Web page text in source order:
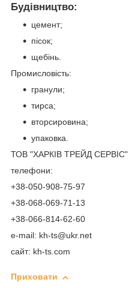
Будівництво:
цемент;
пісок;
щебінь.
Промисловість:
гранули;
тирса;
вторсировина;
упаковка.
ТОВ "ХАРКІВ ТРЕЙД СЕРВІС"
телефони:
+38-050-908-75-97
+38-068-069-71-13
+38-066-814-62-60
e-mail: kh-ts@ukr.net
сайт: kh-ts.com
Приховати